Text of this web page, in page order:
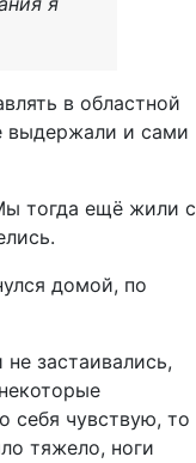
в областной
выдержали и сами
тогда ещё жили с
домой, по
застаивались,
себя чувствую, то
тяжело, ноги